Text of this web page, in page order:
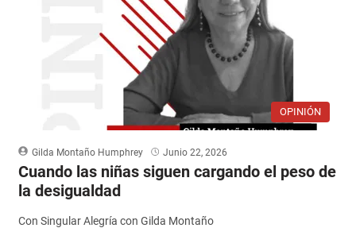
OPINIÓN
Gilda Montaño Humphrey Junio 22, 2026
Cuando las niñas siguen cargando el peso de
la desigualdad
Con Singular Alegría con Gilda Montaño